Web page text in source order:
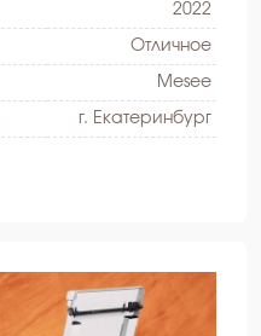
2022
Oтличное
Mesee
г. Екатеринбург